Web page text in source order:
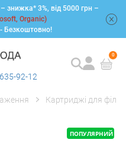
знижка* 3%, від 5000 грн –
Organic)
Безкоштовно!
92-12
0
Картриджі для
ПОПУЛЯРНИЙ